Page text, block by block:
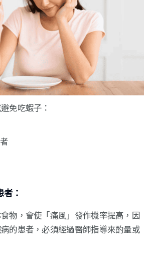
免吃蝦子：
：
物，會使「痛風」發作機率提高，因
的患者，必須經過醫師指導來酌量或